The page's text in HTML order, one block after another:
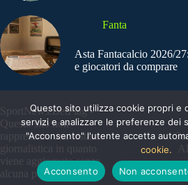
Fanta
Asta Fantacalcio 2026/
e giocatori da comprare
SportNews.BetFlag -
Questo sito non
rappresenta una testata
giornalistica in quanto
viene aggiornato senza
alcuna periodicità
Questo sito utilizza cookie propri e
servizi e analizzare le preferenze dei
"Acconsento" l'utente accetta
cookie.
Acconsento
Non